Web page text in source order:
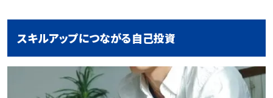
スキルアップにつながる自己投資